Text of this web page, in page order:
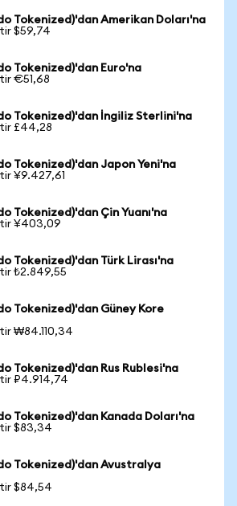
Tokenized)'dan Amerikan Doları'na
$59,74
Tokenized)'dan Euro'na
€51,68
Tokenized)'dan İngiliz Sterlini'na
£44,28
Tokenized)'dan Japon Yeni'na
¥9.427,61
Tokenized)'dan Çin Yuanı'na
¥403,09
Tokenized)'dan Türk Lirası'na
₺2.849,55
Tokenized)'dan Güney Kore
₩84.110,34
Tokenized)'dan Rus Rublesi'na
₽4.914,74
Tokenized)'dan Kanada Doları'na
$83,34
Tokenized)'dan Avustralya
$84,54